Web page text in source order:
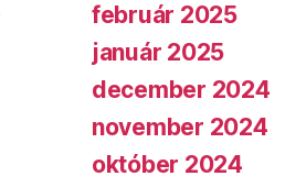
február 2025
január 2025
december 2024
november 2024
október 2024